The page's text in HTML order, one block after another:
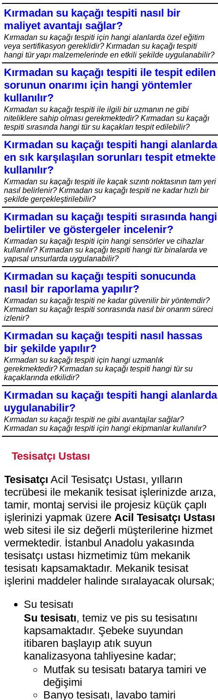
Kırmadan su kaçağı tespiti nasıl bir
maliyet avantajı sağlar?
Kırmadan su kaçağı tespiti için hangi alanlarda özel eğitim
veya sertifikasyon gereklidir? Kırmadan su kaçağı tespiti
hangi tür yapı malzemelerinde en etkili şekilde uygulanabilir?
Kırmadan su kaçağı tespiti ile tespit edilen
sorunun onarımı için hangi yöntemler
kullanılır?
Kırmadan su kaçağı tespiti ile ilgili bir uzmanın ne gibi
niteliklere sahip olması gerekmektedir? Kırmadan su kaçağı
tespiti sırasında hangi tür su kaçakları tespit edilebilir?
Kırmadan su kaçağı tespiti hangi alanlarda
en sık karşılaşılan sorunları tespit etmekte
kullanılır?
Kırmadan su kaçağı tespiti ile kaçak sızıntı noktasının tam yeri
nasıl belirlenir? Kırmadan su kaçağı tespiti ne kadar hızlı bir
şekilde gerçekleştirilebilir?
Kırmadan su kaçağı tespiti sırasında hangi
belirtiler ve göstergeler incelenir?
Kırmadan su kaçağı tespiti için hangi sensörler ve cihazlar
kullanılır? Kırmadan su kaçağı tespiti hangi tür binalarda ve
yapısal unsurlarda uygulanabilir?
Kırmadan su kaçağı tespiti sonucunda
nasıl bir raporlama yapılır?
Kırmadan su kaçağı tespiti ne kadar güvenilir bir yöntemdir?
Kırmadan su kaçağı tespiti sonrasında nasıl bir onarım süreci
izlenir?
Kırmadan su kaçağı tespiti nasıl hassas
bir şekilde yapılır?
Kırmadan su kaçağı tespiti için hangi uzmanlık
gerekmektedir? Kırmadan su kaçağı tespiti hangi tür su
kaçaklarında etkilidir?
Kırmadan su kaçağı tespiti hangi alanlarda
uygulanabilir?
Kırmadan su kaçağı tespiti ne gibi avantajlar sağlar?
Kırmadan su kaçağı tespiti için hangi ekipmanlar kullanılır?
Tesisatçı Ustası
Tesisatçı Acil Tesisatçı Ustası, yılların
tecrübesi ile mekanik tesisat işlerinizde arıza,
tamir, montaj servisi ile projesiz küçük çaplı
işlerinizi yapmak üzere Acil Tesisatçı Ustası
web sitesi ile siz değerli müşterilerine hizmet
vermektedir. İstanbul Anadolu yakasında
tesisatçı ustası hizmetimiz tüm mekanik
tesisatı kapsamaktadır. Mekanik tesisat
işlerini maddeler halinde sıralayacak olursak;
Su tesisatı
Su tesisatı, temiz ve pis su tesisatını
kapsamaktadır. Şebeke suyundan
itibaren başlayıp atık suyun
kanalizasyona tahliyesine kadar;
Mutfak su tesisatı batarya tamiri ve
değişimi
Banyo tesisatı, lavabo tamiri